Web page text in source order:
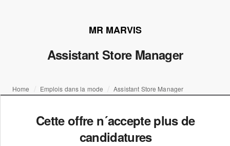
MR MARVIS
Assistant Store Manager
Home Emplois dans la mode Assistant Store Manager
Cette offre n´accepte plus de
candidatures